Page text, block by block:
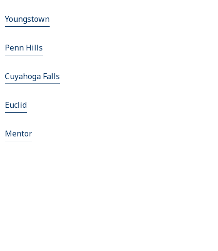
Youngstown
Penn Hills
Cuyahoga Falls
Euclid
Mentor